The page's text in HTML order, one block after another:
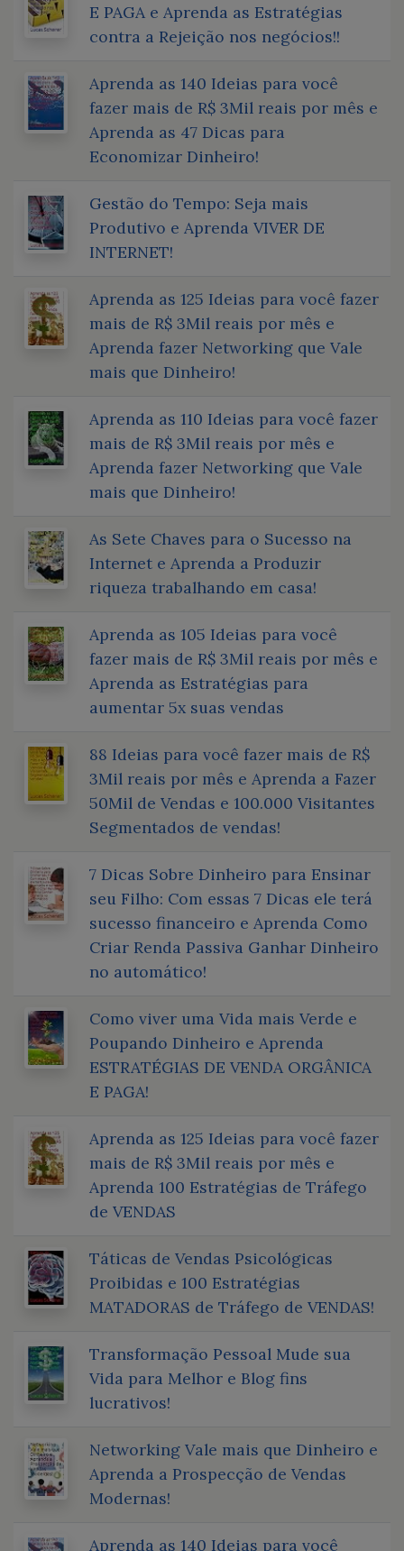
E PAGA e Aprenda as Estratégias
contra a Rejeição nos negócios!!
Aprenda as 140 Ideias para você
fazer mais de R$ 3Mil reais por mês e
Aprenda as 47 Dicas para
Economizar Dinheiro!
Gestão do Tempo: Seja mais
Produtivo e Aprenda VIVER DE
INTERNET!
Aprenda as 125 Ideias para você fazer
mais de R$ 3Mil reais por mês e
Aprenda fazer Networking que Vale
mais que Dinheiro!
Aprenda as 110 Ideias para você fazer
mais de R$ 3Mil reais por mês e
Aprenda fazer Networking que Vale
mais que Dinheiro!
As Sete Chaves para o Sucesso na
Internet e Aprenda a Produzir
riqueza trabalhando em casa!
Aprenda as 105 Ideias para você
fazer mais de R$ 3Mil reais por mês e
Aprenda as Estratégias para
aumentar 5x suas vendas
88 Ideias para você fazer mais de R$
3Mil reais por mês e Aprenda a Fazer
50Mil de Vendas e 100.000 Visitantes
Segmentados de vendas!
7 Dicas Sobre Dinheiro para Ensinar
seu Filho: Com essas 7 Dicas ele terá
sucesso financeiro e Aprenda Como
Criar Renda Passiva Ganhar Dinheiro
no automático!
Como viver uma Vida mais Verde e
Poupando Dinheiro e Aprenda
ESTRATÉGIAS DE VENDA ORGÂNICA
E PAGA!
Aprenda as 125 Ideias para você fazer
mais de R$ 3Mil reais por mês e
Aprenda 100 Estratégias de Tráfego
de VENDAS
Táticas de Vendas Psicológicas
Proibidas e 100 Estratégias
MATADORAS de Tráfego de VENDAS!
Transformação Pessoal Mude sua
Vida para Melhor e Blog fins
lucrativos!
Networking Vale mais que Dinheiro e
Aprenda a Prospecção de Vendas
Modernas!
Aprenda as 140 Ideias para você